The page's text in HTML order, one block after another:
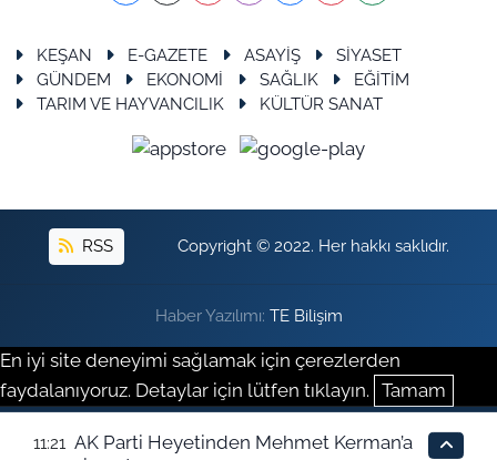
KEŞAN E-GAZETE ASAYİŞ
SİYASET
GÜNDEM
EKONOMİ SAĞLIK
EĞİTİM
TARIM VE HAYVANCILIK
KÜLTÜR SANAT
RSS Copyright © 2022. Her hakkı saklıdır.
Haber Yazılımı: TE Bilişim
En iyi site deneyimi sağlamak için çerezlerden
faydalanıyoruz. Detaylar için lütfen tıklayın. Tamam
11:21 AK Parti Heyetinden Mehmet Kerman’a